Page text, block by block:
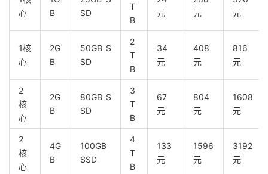
心
B
SD
T
B
元
元
元
1核
心
2G
B
50GB S
SD
2
T
B
34
元
408
元
816
元
2
核
心
2G
B
80GB S
SD
3
T
B
67
元
804
元
1608
元
2
核
心
4G
B
100GB
SSD
4
T
B
133
元
1596
元
3192
元